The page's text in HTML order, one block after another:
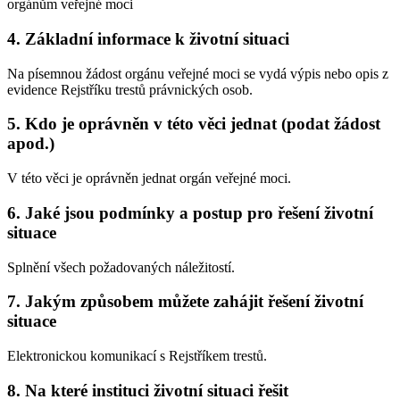
orgánům veřejné moci
4. Základní informace k životní situaci
Na písemnou žádost orgánu veřejné moci se vydá výpis nebo opis z
evidence Rejstříku trestů právnických osob.
5. Kdo je oprávněn v této věci jednat (podat žádost
apod.)
V této věci je oprávněn jednat orgán veřejné moci.
6. Jaké jsou podmínky a postup pro řešení životní
situace
Splnění všech požadovaných náležitostí.
7. Jakým způsobem můžete zahájit řešení životní
situace
Elektronickou komunikací s Rejstříkem trestů.
8. Na které instituci životní situaci řešit